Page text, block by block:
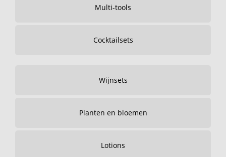
Multi-tools
Cocktailsets
Wijnsets
Planten en bloemen
Lotions